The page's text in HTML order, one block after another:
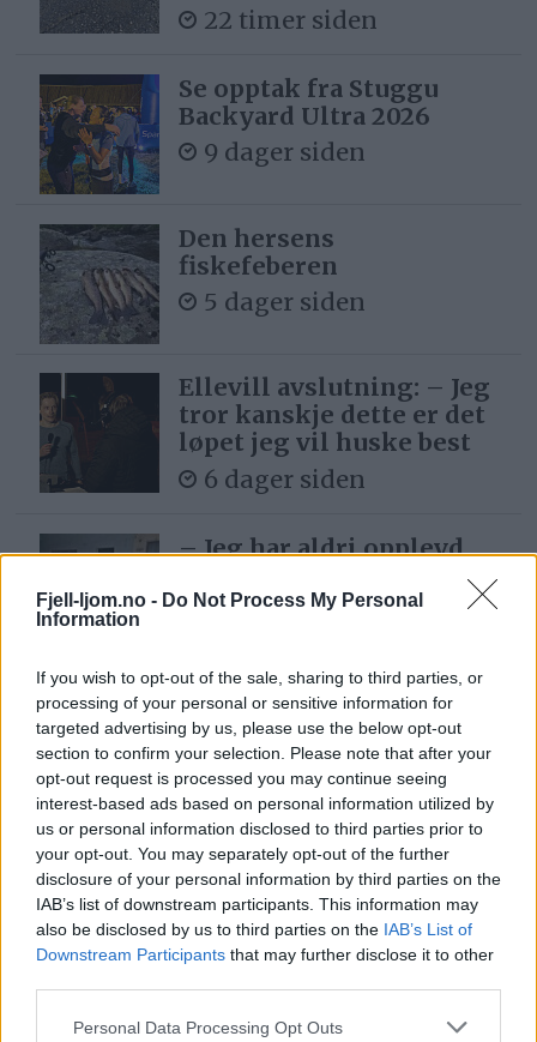
Fjell-ljom.no - Do Not Process My Personal
Information
If you wish to opt-out of the sale, sharing to third parties, or
processing of your personal or sensitive information for
targeted advertising by us, please use the below opt-out
section to confirm your selection. Please note that after your
opt-out request is processed you may continue seeing
interest-based ads based on personal information utilized by
us or personal information disclosed to third parties prior to
your opt-out. You may separately opt-out of the further
disclosure of your personal information by third parties on the
IAB’s list of downstream participants. This information may
also be disclosed by us to third parties on the IAB’s List of
Downstream Participants that may further disclose it to other
Personal Data Processing Opt Outs
22 timer siden
Se opptak fra Stuggu
Backyard Ultra 2026
9 dager siden
Den hersens
fiskefeberen
5 dager siden
Ellevill avslutning: – Jeg
tror kanskje dette er det
løpet jeg vil huske best
6 dager siden
– Jeg har aldri opplevd
3 dager siden
– Nå har det gått for
langt
1 dag siden
Lea tar over Røros
Kunstformidling i
august
3 dager siden
det kunne ha gått bedre